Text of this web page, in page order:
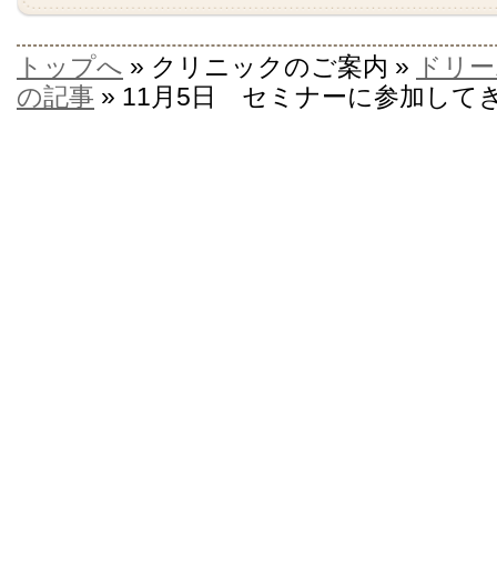
トップへ » クリニックのご案内 » ドリ
の記事 » 11月5日 セミナーに参加して